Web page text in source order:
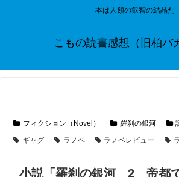
本は人類の叡智の結晶だ
こもの読書感想（旧柏バ
フィクション（Novel） 羅刹の銀河
ギャグ
ラノベ ラノベレビュー
小説「羅刹の銀河 2 帝都